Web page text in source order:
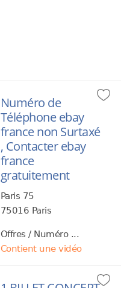
Numéro de
Téléphone ebay
france non Surtaxé
, Contacter ebay
france
gratuitement
Paris 75
75016 Paris
Offres / Numéro ...
Contient une vidéo